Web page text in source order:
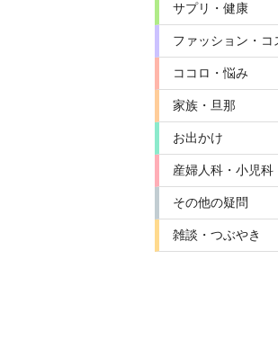
サプリ・健康
ファッション・コ
ココロ・悩み
家族・旦那
お出かけ
産婦人科・小児科
その他の疑問
雑談・つぶやき